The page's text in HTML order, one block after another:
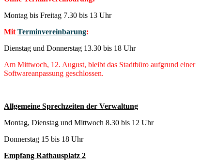
Montag bis Freitag 7.30 bis 13 Uhr
Mit Terminvereinbarung:
Dienstag und Donnerstag 13.30 bis 18 Uhr
Am Mittwoch, 12. August, bleibt das Stadtbüro aufgrund einer
Softwareanpassung geschlossen.
Allgemeine Sprechzeiten der Verwaltung
Montag, Dienstag und Mittwoch 8.30 bis 12 Uhr
Donnerstag 15 bis 18 Uhr
Empfang Rathausplatz 2